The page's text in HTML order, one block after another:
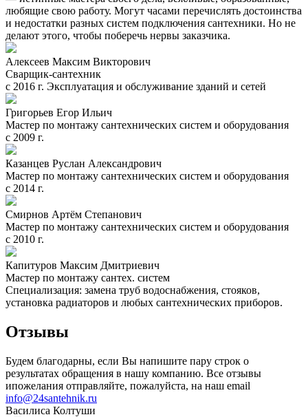
любящие свою работу. Могут часами перечислять достоинства
и недостатки разных систем подключения сантехники. Но не
делают этого, чтобы поберечь нервы заказчика.
Алексеев Максим Викторович
Сварщик-сантехник
с 2016 г. Эксплуатация и обслуживание зданий и сетей
Григорьев Егор Ильич
Мастер по монтажу сантехнических систем и оборудования
с 2009 г.
Казанцев Руслан Александрович
Мастер по монтажу сантехнических систем и оборудования
с 2014 г.
Смирнов Артём Степанович
Мастер по монтажу сантехнических систем и оборудования
с 2010 г.
Капитуров Максим Дмитриевич
Мастер по монтажу сантех. систем
Специализация: замена труб водоснабжения, стояков,
установка радиаторов и любых сантехнических приборов.
Отзывы
Будем благодарны, если Вы напишите пару строк о
результатах обращения в нашу компанию. Все отзывы
ипожелания отправляйте, пожалуйста, на наш email
info@24santehnik.ru
Василиса Колтуши